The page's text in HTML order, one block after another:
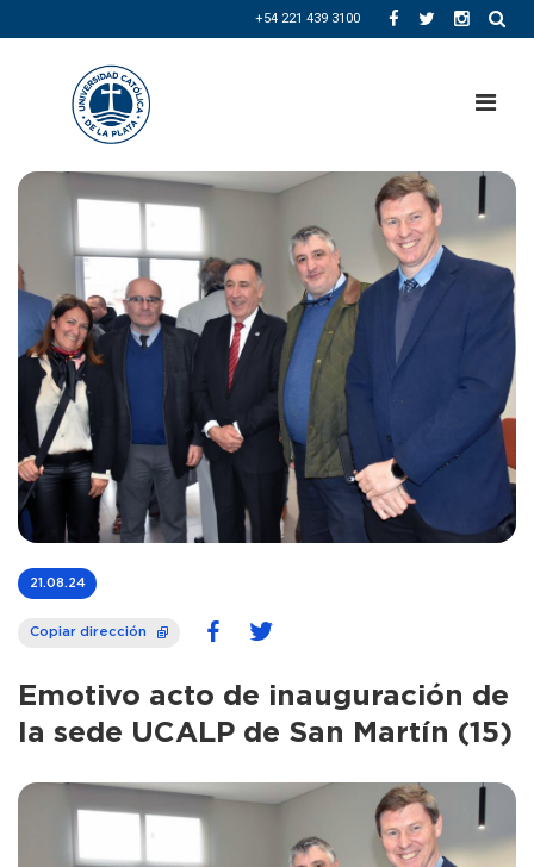
+54 221 439 3100
21.08.24
Copiar dirección
Emotivo acto de inauguración de
la sede UCALP de San Martín (15)